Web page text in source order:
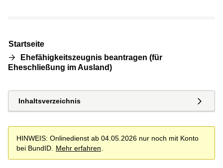
Startseite
Ehefähigkeitszeugnis beantragen (für
Eheschließung im Ausland)
Inhaltsverzeichnis
HINWEIS: Onlinedienst ab 04.05.2026 nur noch mit Konto
bei BundID.
Mehr erfahren